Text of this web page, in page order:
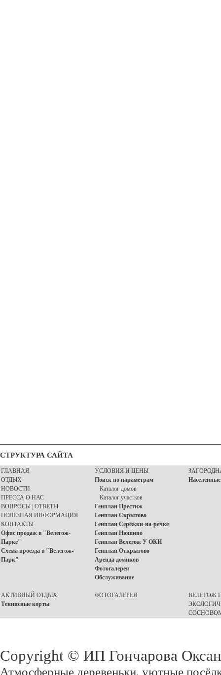
СТРУКТУРА САЙТА
ГЛАВНАЯ
ОТДЫХ
НОВОСТИ
ПРЕССА О НАС
ВОПРОСЫ | ОТВЕТЫ
ПОЛЕЗНАЯ ИНФОРМАЦИЯ
КОНТАКТЫ
Офис продаж в "Велегож-
Парке"
Схема проезда в "Велегож-
Парк"
УСЛОВИЯ И ЦЕНЫ
Поиск по параметрам
Каталог домов
Каталог участков
Генплан Престиж
Генплан Скрытово
Генплан Серёжки-на-речке
Генплан Нюшино
Генплан Велегож У ОКИ
Генплан Открытово
Аренда домиков
Фотогалерея
Обслуживание
АКТИВНЫЙ ОТДЫХ
Теннисные корты
ФОТОГАЛЕРЕЯ
ВЕЛЕГОЖ
Copyright © ИП Гончарова
Атмосферные деревеньки, уютные